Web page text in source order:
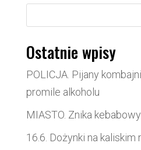
Ostatnie wpisy
POLICJA. Pijany
promile alkoholu
MIASTO. Znika kebabowy
16.6. Dożynki na kaliskim